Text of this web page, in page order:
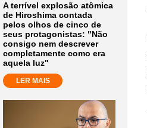
A terrível explosão atômica
de Hiroshima contada
pelos olhos de cinco de
seus protagonistas: "Não
consigo nem descrever
completamente como era
aquela luz"
LER MAIS